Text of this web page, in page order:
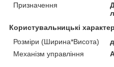
Призначення
Користувальницькі
Розміри (Ширина*Висота)
Механізм управління